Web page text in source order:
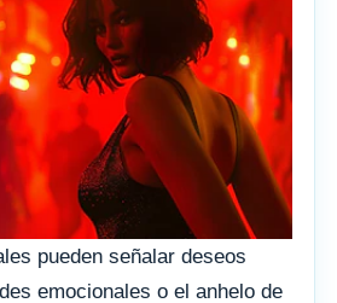
pueden señalar deseos
emocionales o el anhelo de